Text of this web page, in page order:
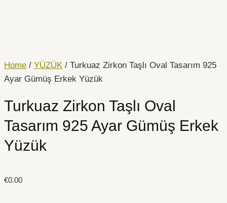
Home / YÜZÜK / Turkuaz Zirkon Taşlı Oval Tasarım 925
Ayar Gümüş Erkek Yüzük
Turkuaz Zirkon Taşlı Oval
Tasarım 925 Ayar Gümüş Erkek
Yüzük
€0.00
Tasarım
925
Gümüş
Yüzük
quantity